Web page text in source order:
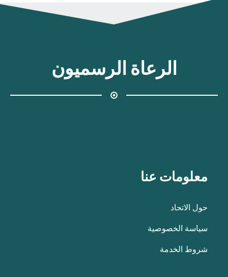
الرعاة الرسميون
معلومات عنا
حول الاتحاد
سياسة الخصوصية
شروط الخدمة